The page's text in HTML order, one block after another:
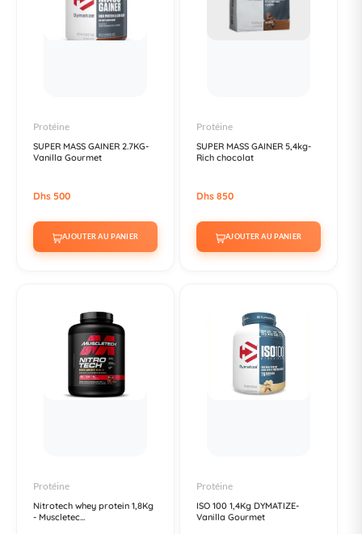
Protéine
SUPER MASS GAINER 2.7KG-
Vanilla Gourmet
Dhs 500
AJOUTER AU PANIER
Protéine
SUPER MASS GAINER 5,4kg-
Rich chocolat
Dhs 850
AJOUTER AU PANIER
Protéine
Nitrotech whey protein 1,8Kg
- Muscletec...
Protéine
ISO 100 1,4Kg DYMATIZE-
Vanilla Gourmet